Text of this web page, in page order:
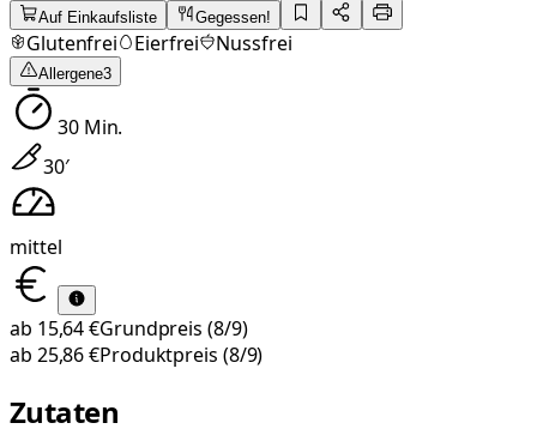
Auf Einkaufsliste Gegessen!
Glutenfrei Eierfrei Nussfrei
Allergene3
30Min.
30′
mittel
ab 15,64 €Grundpreis (8/9)
ab 25,86 €Produktpreis (8/9)
Zutaten